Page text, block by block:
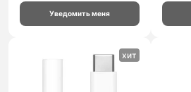
Уведомить меня
хит